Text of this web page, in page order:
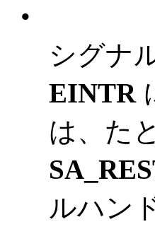
•
シグナ
EINTR
は、た
ルハン